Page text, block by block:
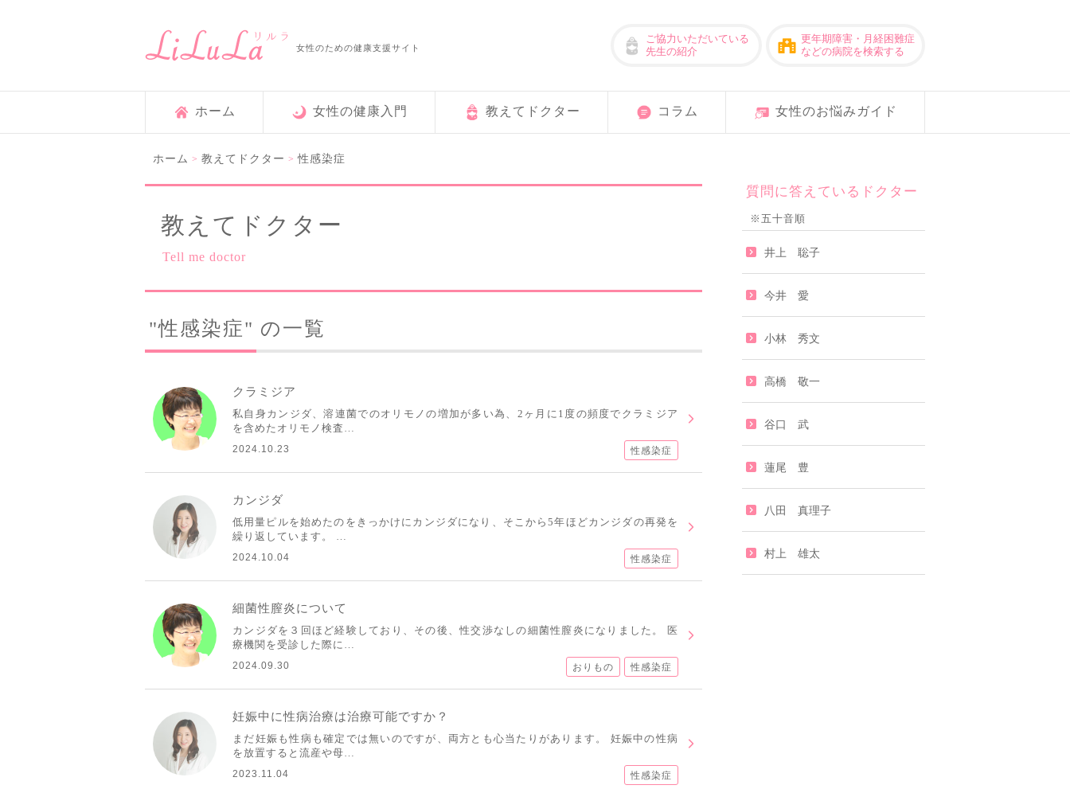
女性のための健康支援サイト
ご協力いただいている
先生の紹介
更年期障害・月経困難症
などの病院を検索する
ホーム 女性の健康入門 教えてドクター コラム 女性のお悩みガイド
ホーム > 教えてドクター >性感染症
教えてドクター
Tell me doctor
"性感染症" の一覧
クラミジア
私自身カンジダ、溶連菌でのオリモノの増加が多い為、2ヶ月に1度の頻度でクラミジア
を含めたオリモノ検査…
2024.10.23 性感染症
カンジダ
低用量ピルを始めたのをきっかけにカンジダになり、そこから5年ほどカンジダの再発を
繰り返しています。 …
2024.10.04 性感染症
細菌性膣炎について
カンジダを３回ほど経験しており、その後、性交渉なしの細菌性膣炎になりました。 医
療機関を受診した際に…
2024.09.30 おりもの 性感染症
妊娠中に性病治療は治療可能ですか？
まだ妊娠も性病も確定では無いのですが、両方とも心当たりがあります。 妊娠中の性病
を放置すると流産や母…
2023.11.04 性感染症
質問に答えているドクター
※五十音順
井上 聡子
今井 愛
小林 秀文
高橋 敬一
谷口 武
蓮尾 豊
八田 真理子
村上 雄太